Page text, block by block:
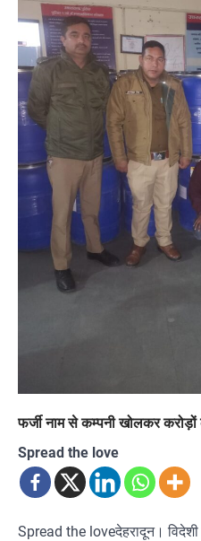
फर्जी नाम से कम्पनी खोलकर करोड़ों
Spread the love
Spread the loveदेहरादून। विदेशी